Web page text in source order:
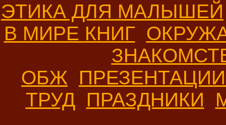
ЭТИКА ДЛЯ МАЛЫШЕЙ
В МИРЕ КНИГ
ОБЖ
ТРУД ПРАЗДНИКИ